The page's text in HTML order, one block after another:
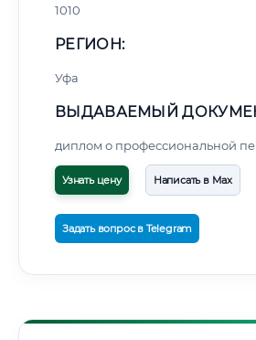
1010
РЕГИОН:
Уфа
ВЫДАВАЕМЫЙ
диплом о профессиональной
Узнать цену Написать в Max
Задать вопрос в Telegram